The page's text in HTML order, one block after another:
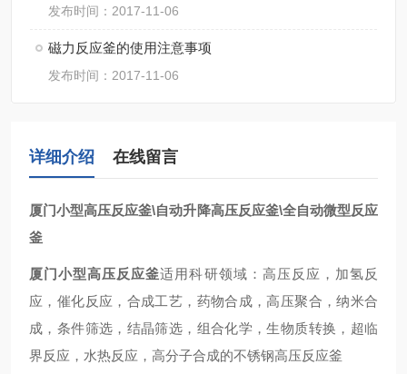
发布时间：2017-11-06
磁力反应釜的使用注意事项
发布时间：2017-11-06
详细介绍 在线留言
厦门小型高压反应釜\自动升降高压反应釜\全自动微型反应
釜
厦门小型高压反应釜适用科研领域：高压反应，加氢反
应，催化反应，合成工艺，药物合成，高压聚合，纳米合
成，条件筛选，结晶筛选，组合化学，生物质转换，超临
界反应，水热反应，高分子合成的不锈钢高压反应釜